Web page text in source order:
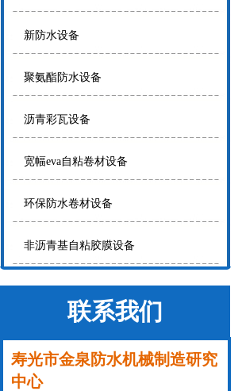
新防水设备
聚氨酯防水设备
沥青彩瓦设备
宽幅eva自粘卷材设备
环保防水卷材设备
非沥青基自粘胶膜设备
联系我们
寿光市金泉防水机械制造研究
中心